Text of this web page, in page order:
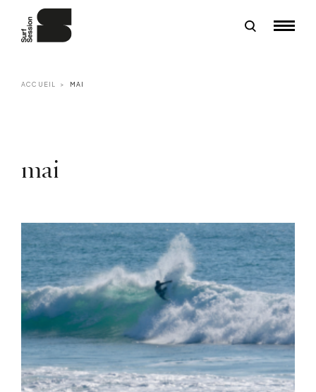
ACCUEIL MAI
mai